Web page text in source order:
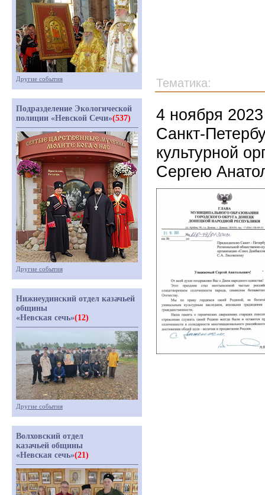
Тематика:
4 ноября
Санкт-
культурной
Сергею
Другие события
Подразделение Экологической
полиции «Невской Сечи»(537)
Другие события
Нижнеудинский отдел казачьей
общины
«Невская сечь»(12)
Другие события
Волховский отдел
казачьей общины
«Невская сечь»(21)